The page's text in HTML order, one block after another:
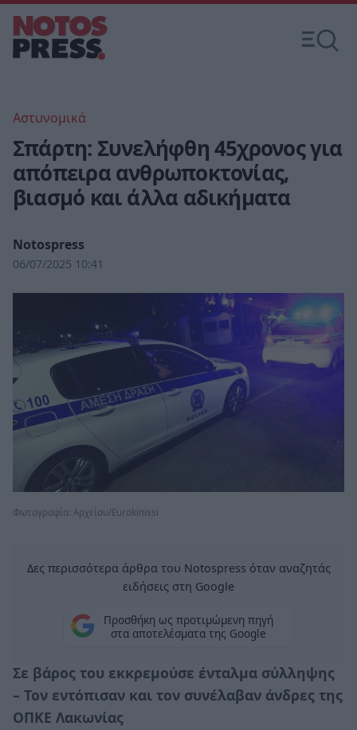
Αστυνομικά
Σπάρτη: Συνελήφθη 45χρονος για
απόπειρα ανθρωποκτονίας,
βιασμό και άλλα αδικήματα
Notospress
06/07/2025 10:41
Φωτογραφία: Aρχείου/Eurokinissi
Δες περισσότερα άρθρα του Notospress όταν αναζητάς
ειδήσεις στη Google
Προσθήκη ως προτιμώμενη πηγή
στα αποτελέσματα της Google
Σε βάρος του εκκρεμούσε ένταλμα σύλληψης
– Τον εντόπισαν και τον συνέλαβαν άνδρες της
ΟΠΚΕ Λακωνίας